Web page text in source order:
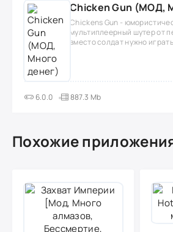
Chicken Gun (МОД,
Chickens Gun -
мультиплеерный шутер от
вместо солдат нужно играть
6.0.0 887.3 Mb
Похожие